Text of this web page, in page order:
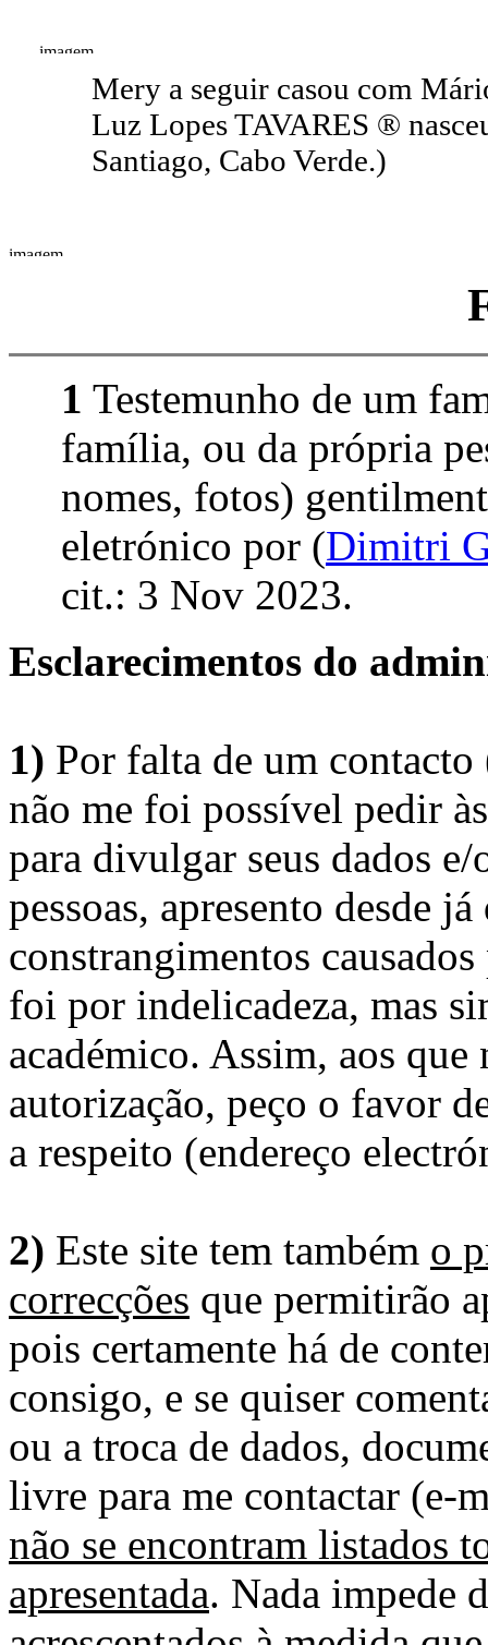
Mery a seguir casou com
Luz Lopes TAVARES ®
Santiago, Cabo Verde.)
1 Testemunho de um
família, ou da própria
nomes, fotos)
eletrónico por (Dimitri
cit.: 3 Nov 2023.
Esclarecimentos do
1) Por falta de um
não me foi possível pedir
para divulgar seus dados
pessoas, apresento desde
constrangimentos
foi por indelicadeza, mas
académico. Assim, aos
autorização, peço o favor
a respeito (endereço
2) Este site tem também o
correcções que permitirão
pois certamente há de
consigo, e se quiser
ou a troca de dados,
livre para me contactar (e-
não se encontram listados
apresentada. Nada impede